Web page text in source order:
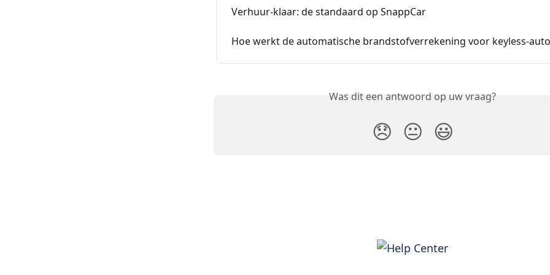
Verhuur-klaar: de standaard op SnappCar
Hoe werkt de automatische brandstofverrekening voor keyless-
Was dit een antwoord op uw vraag?
😞 😐 😃